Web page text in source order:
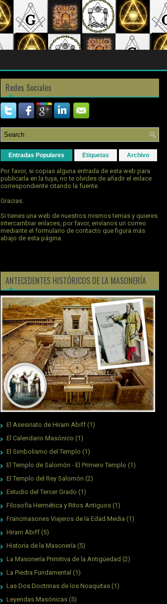
Redes Sociales
Entradas Populares Etiquetas Archivo
Por favor, si copias alguna entrada de esta web para
publicarla en la tuya, no te olvides de añadir el enlace
correspondiente citando la fuente.
Gracias.
Si tienes una web de nuestros mismos temas y quieres
intercambiar enlaces, por favor, envíanos un correo
mediante el formulario de contacto que figura más
abajo de esta página.
ANTECEDENTES HISTÓRICOS DE LA MASONERÍA
El Asesinato de Hiram Abiff (1)
El Calendario Masónico (1)
El Simbolismo del Templo (1)
El Templo de Salomón - El Primero Templo (1)
El Templo del Rey Salomón (2)
Estudio del Tercer Grado (1)
Filosofía Hermética y Ritos Antiguos (1)
Francmasones Viajeros de la Edad Media (1)
Hiram Abiff (5)
Historia de la Masonería (5)
La Masonería Primitiva de la Antigüedad (2)
La Piedra Fundamental (1)
Las Dos Doctrinas de los Noaquitas (1)
Leyendas Masónicas (5)